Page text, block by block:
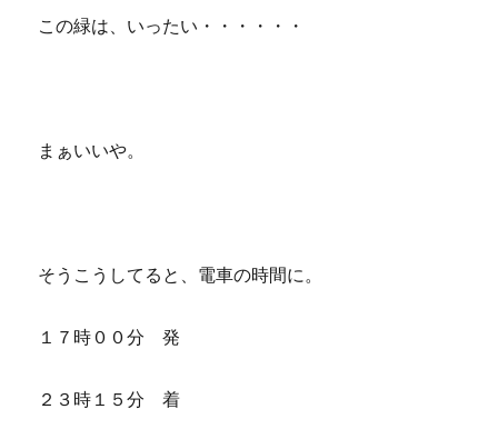
この緑は、いったい・・・・・・
まぁいいや。
そうこうしてると、電車の時間に。
１７時００分 発
２３時１５分 着